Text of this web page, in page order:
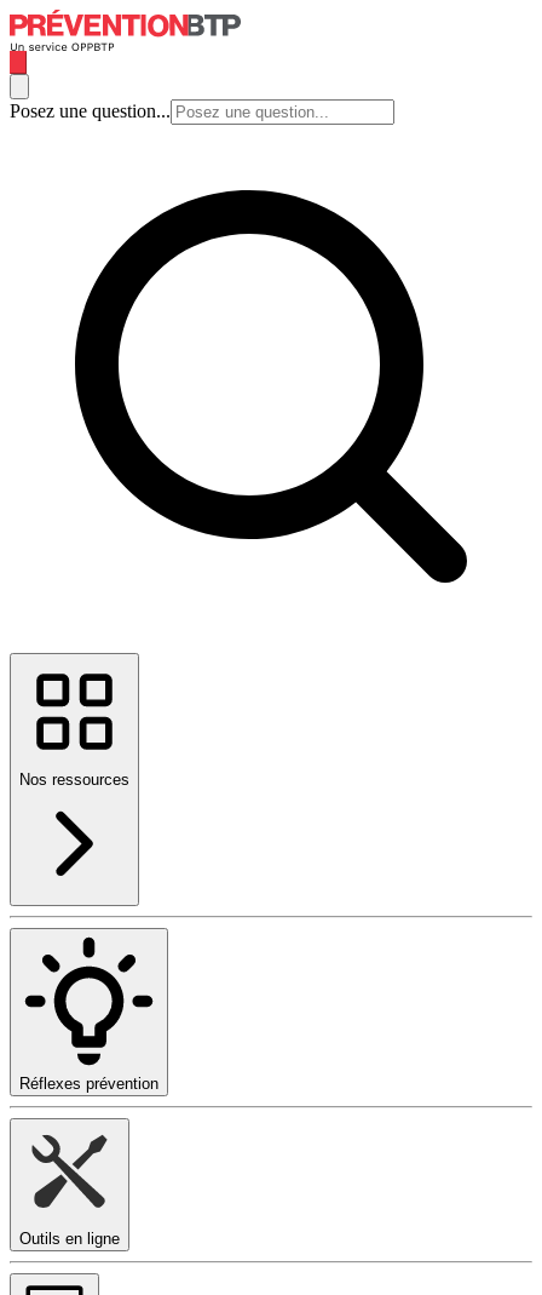
Posez une question...
Nos ressources
Réflexes prévention
Outils en ligne